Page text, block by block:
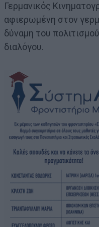
Γερμανικός
αφιερωμένη στον
δύναμη του
διαλόγου.